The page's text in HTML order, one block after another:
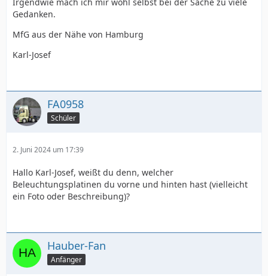
Gedanken.
MfG aus der Nähe von Hamburg
Karl-Josef
FA0958
Schüler
2. Juni 2024 um 17:39
Hallo Karl-Josef, weißt du denn, welcher
Beleuchtungsplatinen du vorne und hinten hast (vielleicht
ein Foto oder Beschreibung)?
Hauber-Fan
Anfänger